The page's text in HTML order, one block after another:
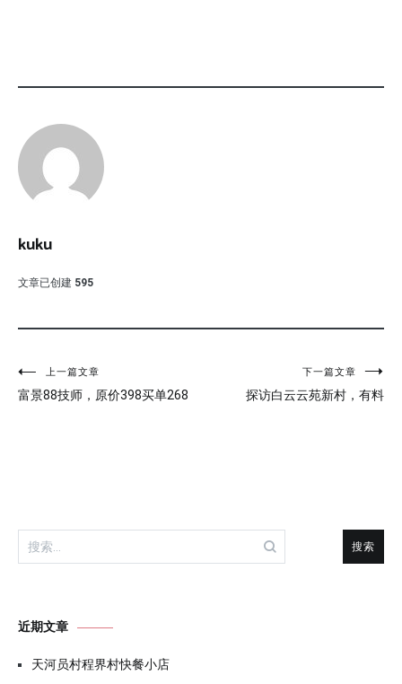
kuku
文章已创建 595
文
章
上一篇文章
富景88技师，原价398买单268
下一篇文章
探访白云云苑新村，有料
搜
索：
近期文章
天河员村程界村快餐小店